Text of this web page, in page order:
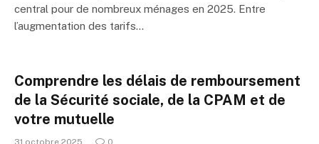
central pour de nombreux ménages en 2025. Entre
l’augmentation des tarifs…
Comprendre les délais de remboursement
de la Sécurité sociale, de la CPAM et de
votre mutuelle
31 octobre 2025 0